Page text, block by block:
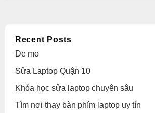
Recent Posts
De mo
Sửa Laptop Quận 10
Khóa học sửa laptop chuyên sâu
Tìm nơi thay bàn phím laptop uy tín